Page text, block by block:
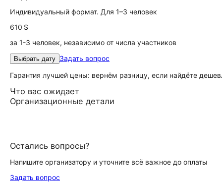
Индивидуальный формат. Для 1–3 человек
610 $
за 1-3 человек, независимо от числа участников
Выбрать дату Задать вопрос
Гарантия лучшей цены: вернём разницу, если найдёте
Что вас ожидает
Организационные детали
Остались вопросы?
Напишите организатору и уточните всё важное до оплаты
Задать вопрос